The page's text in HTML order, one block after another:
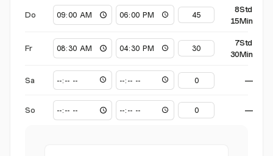
Do
8Std
15Min
Fr
7Std
30Min
Sa —
So —